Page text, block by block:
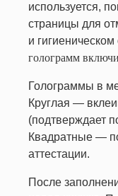
используется,
страницы для
и
голограмм
Голограммы в
Круглая —
(подтверждает
Квадратные —
аттестации.
После
м.
ул.
м.
пр-т
м.
м.